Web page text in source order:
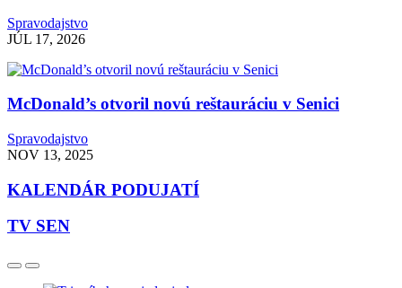
Spravodajstvo
JÚL 17, 2026
McDonald’s otvoril novú reštauráciu v Senici
Spravodajstvo
NOV 13, 2025
KALENDÁR PODUJATÍ
TV SEN